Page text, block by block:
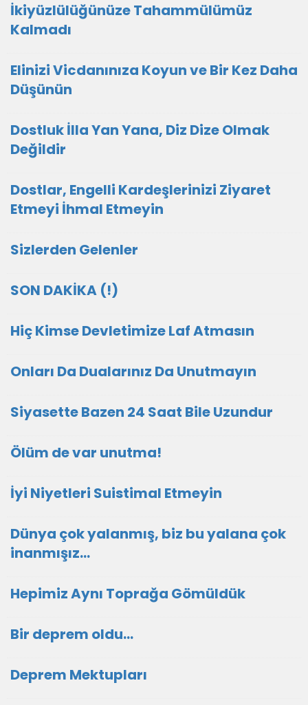
İkiyüzlülüğünüze Tahammülümüz
Kalmadı
Elinizi Vicdanınıza Koyun ve Bir Kez Daha
Düşünün
Dostluk İlla Yan Yana, Diz Dize Olmak
Değildir
Dostlar, Engelli Kardeşlerinizi Ziyaret
Etmeyi İhmal Etmeyin
Sizlerden Gelenler
SON DAKİKA (!)
Hiç Kimse Devletimize Laf Atmasın
Onları Da Dualarınız Da Unutmayın
Siyasette Bazen 24 Saat Bile Uzundur
Ölüm de var unutma!
İyi Niyetleri Suistimal Etmeyin
Dünya çok yalanmış, biz bu yalana çok
inanmışız...
Hepimiz Aynı Toprağa Gömüldük
Bir deprem oldu...
Deprem Mektupları